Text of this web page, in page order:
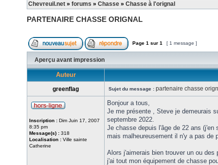
Chevreuil.net » forums » Chasse » Chasse à l'orignal
PARTENAIRE CHASSE ORIGNAL
Page 1 sur 1 [ 1 message ]
Aperçu avant impression
Auteur
greenflag Sujet du message : partenaire chasse
Inscription : Dim Juin 17, 2007
8:35 pm
Message(s) : 318
Localisation : Ville sainte
Catherine
Bonjour a tous,
Je me présente , Steve je demeurais
septembre 2022.
Je chasse depuis l'âge de 22 ans
mais malheureusement il n'y a pas de
Alors j'aimerais bien trouver un ou
j'ai tout mon équipement de chasse